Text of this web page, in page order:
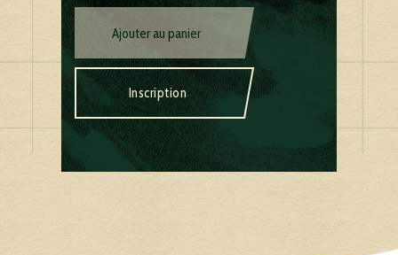
Ajouter au panier
Inscription